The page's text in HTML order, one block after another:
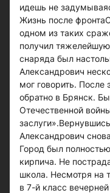
идешь не
Жизнь после
одном из таких
получил
снаряда был
Александрович
мог говорить. После
обратно в Брянск.
Отечественной
Александрович
Город был
кирпича. Не
школа. Несмотря на
в 7-й класс